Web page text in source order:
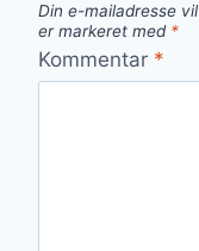
Din e-mailadresse
er markeret med *
Kommentar *